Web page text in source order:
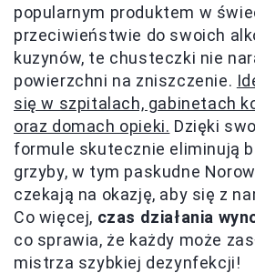
popularnym produktem w
przeciwieństwie do swoich
kuzynów, te chusteczki nie
powierzchni na zniszczenie.
się w szpitalach, gabinetach
oraz domach opieki. Dzięki
formule skutecznie eliminują
grzyby, w tym paskudne
czekają na okazję, aby się z
Co więcej, czas działania
co sprawia, że każdy może
mistrza szybkiej dezynfekcji!